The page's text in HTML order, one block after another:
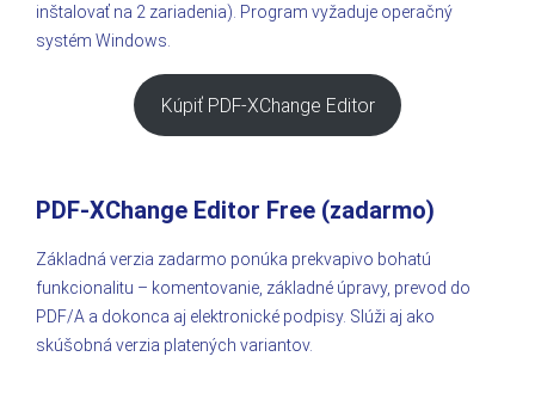
inštalovať na 2 zariadenia). Program vyžaduje operačný
systém Windows.
Kúpiť PDF-XChange Editor
PDF-XChange Editor Free (zadarmo)
Základná verzia zadarmo ponúka prekvapivo bohatú
funkcionalitu – komentovanie, základné úpravy, prevod do
PDF/A a dokonca aj elektronické podpisy. Slúži aj ako
skúšobná verzia platených variantov.